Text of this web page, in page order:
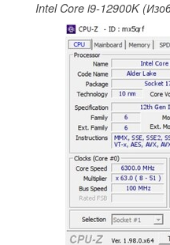
Intel Core i9-12900K